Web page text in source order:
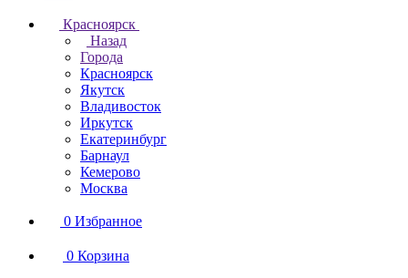
Красноярск
Назад
Города
Красноярск
Якутск
Владивосток
Иркутск
Екатеринбург
Барнаул
Кемерово
Москва
0 Избранное
0 Корзина